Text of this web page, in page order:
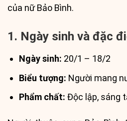
của nữ Bảo Bình.
1. Ngày sinh và đặc
Ngày sinh: 20/1 – 18/2
Biểu tượng: Người mang
Phẩm chất: Độc lập, sáng